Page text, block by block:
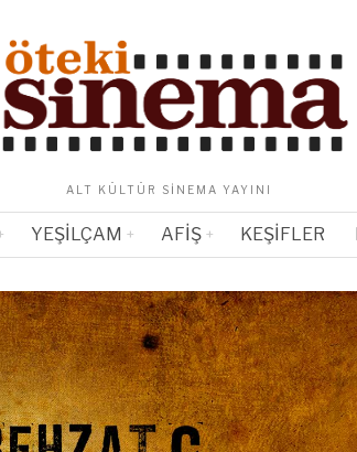
ALT KÜLTÜR SINEMA YAYINI
YEŞILÇAM AFIŞ KEŞIFLER